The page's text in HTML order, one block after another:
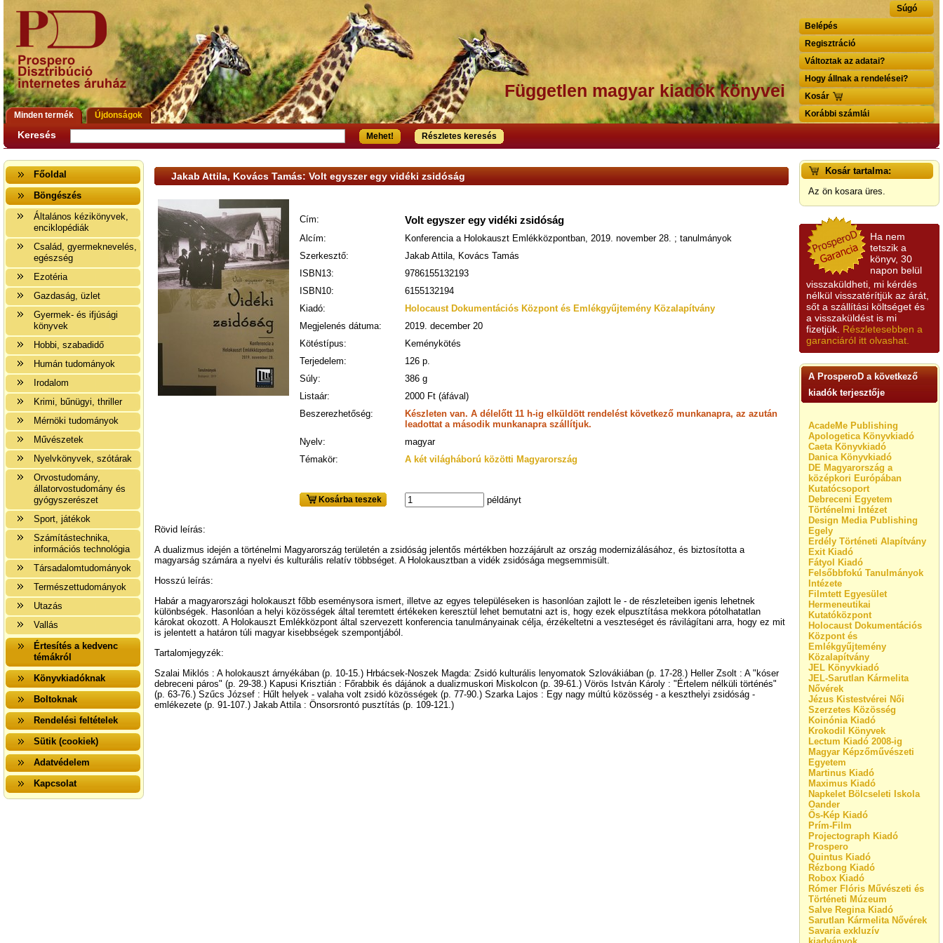
Súgó
Belépés
Regisztráció
Változtak az adatai?
Hogy állnak a rendelései?
Kosár
Korábbi számlái
Független magyar kiadók könyvei
Minden termék Újdonságok
Keresés Mehet! Részletes keresés
Főoldal
Böngészés
Általános kézikönyvek,
enciklopédiák
Család, gyermeknevelés,
egészség
Ezotéria
Gazdaság, üzlet
Gyermek- és ifjúsági
könyvek
Hobbi, szabadidő
Humán tudományok
Irodalom
Krimi, bűnügyi, thriller
Mérnöki tudományok
Művészetek
Nyelvkönyvek, szótárak
Orvostudomány,
állatorvostudomány és
gyógyszerészet
Sport, játékok
Számítástechnika,
információs technológia
Társadalomtudományok
Természettudományok
Utazás
Vallás
Értesítés a kedvenc
témákról
Könyvkiadóknak
Boltoknak
Rendelési feltételek
Sütik (cookiek)
Adatvédelem
Kapcsolat
Kosár tartalma:
Az ön kosara üres.
Ha nem
tetszik a
könyv, 30
napon belül
visszaküldheti, mi kérdés
nélkül visszatérítjük az árát,
sőt a szállítási költséget és
a visszaküldést is mi
fizetjük. Részletesebben a
garanciáról itt olvashat.
A ProsperoD a következő
kiadók terjesztője
AcadeMe Publishing
Apologetica Könyvkiadó
Caeta Könyvkiadó
Danica Könyvkiadó
DE Magyarország a
középkori Európában
Kutatócsoport
Debreceni Egyetem
Történelmi Intézet
Design Media Publishing
Egely
Erdély Történeti Alapítvány
Exit Kiadó
Fátyol Kiadó
Felsőbbfokú Tanulmányok
Intézete
Filmtett Egyesület
Hermeneutikai
Kutatóközpont
Holocaust Dokumentációs
Központ és
Emlékgyűjtemény
Közalapítvány
JEL Könyvkiadó
JEL-Sarutlan Kármelita
Nővérek
Jézus Kistestvérei Női
Szerzetes Közösség
Koinónia Kiadó
Krokodil Könyvek
Lectum Kiadó 2008-ig
Magyar Képzőművészeti
Egyetem
Martinus Kiadó
Maximus Kiadó
Napkelet Bölcseleti Iskola
Oander
Ős-Kép Kiadó
Prím-Film
Projectograph Kiadó
Prospero
Quintus Kiadó
Rézbong Kiadó
Robox Kiadó
Rómer Flóris Művészeti és
Történeti Múzeum
Salve Regina Kiadó
Sarutlan Kármelita Nővérek
Savaria exkluzív
Jakab Attila, Kovács Tamás: Volt egyszer egy vidéki zsidóság
Cím: Volt egyszer egy vidéki zsidóság
Alcím:
Konferencia a Holokauszt Emlékközpontban, 2019. november 28. ; tanulmányok
Szerkesztő:
Jakab Attila, Kovács Tamás
ISBN13:
9786155132193
ISBN10:
6155132194
Kiadó:
Holocaust Dokumentációs Központ és Emlékgyűjtemény Közalapítvány
Megjelenés dátuma:
2019. december 20
Kötéstípus:
Keménykötés
Terjedelem:
126 p.
Súly:
386 g
Listaár:
2000 Ft (áfával)
Beszerezhetőség:
Készleten van. A délelőtt 11 h-ig elküldött rendelést következő munkanapra, az azután
leadottat a második munkanapra szállítjuk.
Nyelv:
magyar
Témakör:
A két világháború közötti Magyarország
Kosárba teszek példányt
Rövid leírás:
A dualizmus idején a történelmi Magyarország területén a zsidóság jelentős mértékben hozzájárult az ország modernizálásához, és biztosította a
magyarság számára a nyelvi és kulturális relatív többséget. A Holokausztban a vidék zsidósága megsemmisült.
Hosszú leírás:
Habár a magyarországi holokauszt főbb eseménysora ismert, illetve az egyes településeken is hasonlóan zajlott le - de részleteiben igenis lehetnek
különbségek. Hasonlóan a helyi közösségek által teremtett értékeken keresztül lehet bemutatni azt is, hogy ezek elpusztítása mekkora pótolhatatlan
károkat okozott. A Holokauszt Emlékközpont által szervezett konferencia tanulmányainak célja, érzékeltetni a veszteséget és rávilágítani arra, hogy ez mit
is jelentett a határon túli magyar kisebbségek szempontjából.
Tartalomjegyzék:
Szalai Miklós : A holokauszt árnyékában (p. 10-15.) Hrbácsek-Noszek Magda: Zsidó kulturális lenyomatok Szlovákiában (p. 17-28.) Heller Zsolt : A "kóser
debreceni páros" (p. 29-38.) Kapusi Krisztián : Főrabbik és dájánok a dualizmuskori Miskolcon (p. 39-61.) Vörös István Károly : "Értelem nélküli történés"
(p. 63-76.) Szűcs József : Hűlt helyek - valaha volt zsidó közösségek (p. 77-90.) Szarka Lajos : Egy nagy múltú közösség - a keszthelyi zsidóság -
emlékezete (p. 91-107.) Jakab Attila : Önsorsrontó pusztítás (p. 109-121.)